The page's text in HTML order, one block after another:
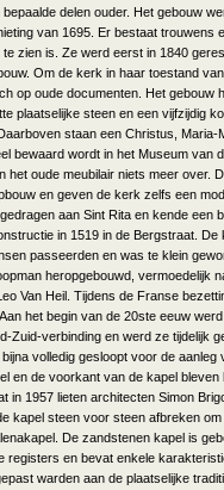
delen ouder. Het gebouw
van 1695. Er bestaat trouwens
zien is. Ze werd eerst in 1840
Om de kerk in haar toestand
op oude documenten. Het gebouw
plaatselijke steen en een vijfzijdig
staan een Christus, Maria-
bewaard wordt in het Museum van
het oude meubilair niets meer over.
en geven de kerk zelfs een
aan Sint Rita en kende een
in 1519 in de Bergstraat. De
passeerden en was te klein
heropgebouwd, vermoedelijk
Van Heil. Tijdens de Franse
het begin van de 20ste eeuw
Zuid-verbinding en werd ze tijdelijk
volledig gesloopt voor de aanleg
en de voorkant van de kapel bleven
in 1957 lieten architecten Simon
kapel steen voor steen afbreken
De zandstenen kapel is
registers en bevat enkele
warden aan de plaatselijke